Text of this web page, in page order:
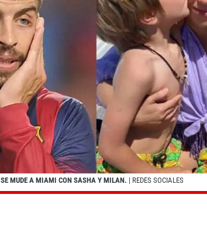
SE MUDE A MIAMI CON SASHA Y MILAN. | REDES SOCIALES